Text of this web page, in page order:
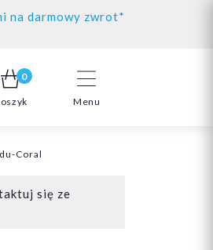
na darmowy zwrot*
Menu
0
Coral
się ze